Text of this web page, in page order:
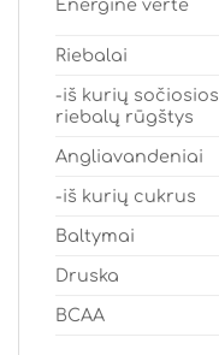
Energinė vertė
Riebalai
-iš kurių sočiosios
riebalų rūgštys
Angliavandeniai
-iš kurių cukrus
Baltymai
Druska
BCAA